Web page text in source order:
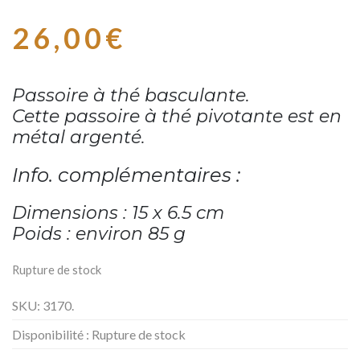
26,00€
Passoire à thé basculante.
Cette passoire à thé pivotante est en
métal argenté.
Info. complémentaires :
Dimensions : 15 x 6.5 cm
Poids : environ 85 g
Rupture de stock
SKU: 3170
Disponibilité : Rupture de stock